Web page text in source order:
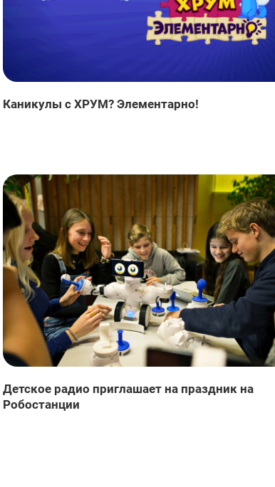
Каникулы с ХРУМ? Элементарно!
Детское радио приглашает на праздник на
Робостанции